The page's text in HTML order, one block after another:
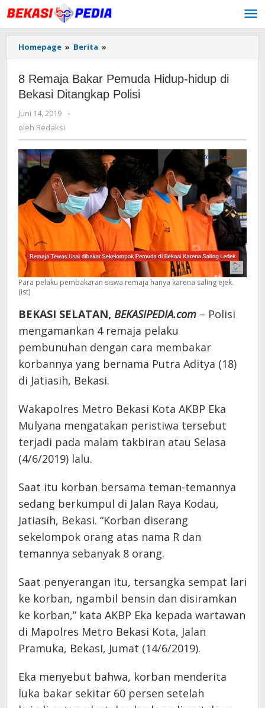
Lewati
ke
konten
Homepage » Berita »
Remaja
Pemuda
Hidup-
Ditangkap
Polisi
8 Remaja Bakar Pemuda Hidup-hidup di
Bekasi Ditangkap Polisi
Juni 14, 2019
oleh
-
oleh Redaksi
Para pelaku pembakaran siswa remaja hanya karena saling ejek.
(ist)
BEKASI SELATAN, BEKASIPEDIA.com – Polisi
mengamankan 4 remaja pelaku
pembunuhan dengan cara membakar
korbannya yang bernama Putra Aditya (18)
di Jatiasih, Bekasi.
Wakapolres Metro Bekasi Kota AKBP Eka
Mulyana mengatakan peristiwa tersebut
terjadi pada malam takbiran atau Selasa
(4/6/2019) lalu.
Saat itu korban bersama teman-temannya
sedang berkumpul di Jalan Raya Kodau,
Jatiasih, Bekasi. “Korban diserang
sekelompok orang atas nama R dan
temannya sebanyak 8 orang.
Saat penyerangan itu, tersangka sempat lari
ke korban, ngambil bensin dan disiramkan
ke korban,” kata AKBP Eka kepada wartawan
di Mapolres Metro Bekasi Kota, Jalan
Pramuka, Bekasi, Jumat (14/6/2019).
Eka menyebut bahwa, korban menderita
luka bakar sekitar 60 persen setelah